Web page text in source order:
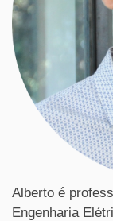
Alberto é
Engenharia